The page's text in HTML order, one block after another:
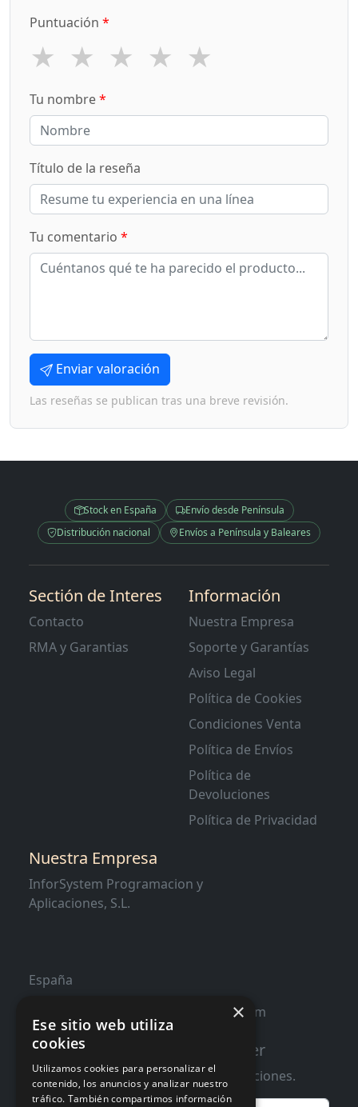
Puntuación *
★ ★ ★ ★ ★
Tu nombre*
Título de la reseña
Tu comentario *
Enviar valoración
Las reseñas se publican tras una breve revisión.
Stock en España
Envío desde Península
Distribución nacional
Envíos a Península y Baleares
Sectión de Interes
Contacto
RMA y Garantias
Información
Nuestra Empresa
Soporte y Garantías
Aviso Legal
Política de Cookies
Condiciones Venta
Política de Envíos
Política de
Devoluciones
Política de Privacidad
Nuestra Empresa
InforSystem Programacion y
Aplicaciones, S.L.
España
contacto@distribucioninformatica.com
Suscribete a nuestro Newsletter
Te informaremos de ofertas y promociones.
×
Ese sitio web utiliza
cookies
Utilizamos cookies para personalizar el
contenido, los anuncios y analizar nuestro
tráfico. También compartimos información